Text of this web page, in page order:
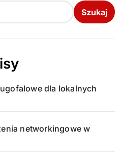
Szukaj
dla lokalnych
networkingowe w